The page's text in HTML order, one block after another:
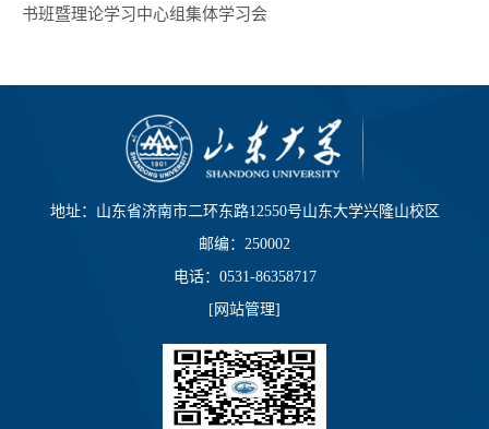
书班暨理论学习中心组集体学习会
地址：山东省济南市二环东路12550号山东大学兴隆山校区
邮编：250002
电话：0531-86358717
[ 网站管理]